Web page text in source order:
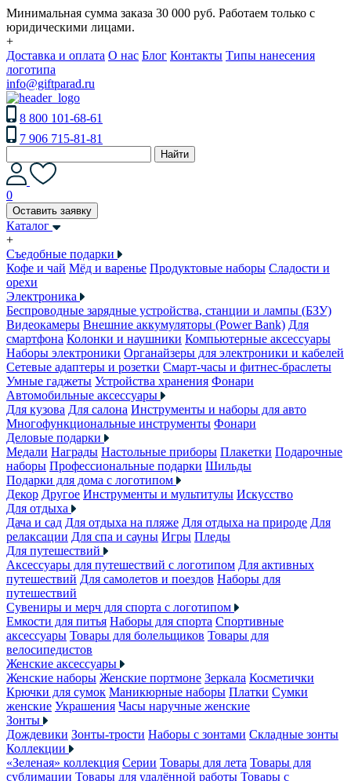
Минимальная сумма заказа 30 000 руб. Работаем только с
юридическими лицами.
+
Доставка и оплата О нас Блог Контакты Типы нанесения
логотипа
info@giftparad.ru
8 800 101-68-61
7 906 715-81-81
Найти
0
Оставить заявку
Каталог
+
Съедобные подарки
Кофе и чай Мёд и варенье Продуктовые наборы Сладости и
орехи
Электроника
Беспроводные зарядные устройства, станции и лампы (БЗУ)
Видеокамеры Внешние аккумуляторы (Power Bank) Для
смартфона Колонки и наушники Компьютерные аксессуары
Наборы электроники Органайзеры для электроники и кабелей
Сетевые адаптеры и розетки Смарт-часы и фитнес-браслеты
Умные гаджеты Устройства хранения Фонари
Автомобильные аксессуары
Для кузова Для салона Инструменты и наборы для авто
Многофункциональные инструменты Фонари
Деловые подарки
Медали Награды Настольные приборы Плакетки Подарочные
наборы Профессиональные подарки Шильды
Подарки для дома с логотипом
Декор Другое Инструменты и мультитулы Искусство
Для отдыха
Дача и сад Для отдыха на пляже Для отдыха на природе Для
релаксации Для спа и сауны Игры Пледы
Для путешествий
Аксессуары для путешествий с логотипом Для активных
путешествий Для самолетов и поездов Наборы для
путешествий
Сувениры и мерч для спорта с логотипом
Емкости для питья Наборы для спорта Спортивные
аксессуары Товары для болельщиков Товары для
велосипедистов
Женские аксессуары
Женские наборы Женские портмоне Зеркала Косметички
Крючки для сумок Маникюрные наборы Платки Сумки
женские Украшения Часы наручные женские
Зонты
Дождевики Зонты-трости Наборы с зонтами Складные зонты
Коллекции
«Зеленая» коллекция Серии Товары для лета Товары для
сублимации Товары для удалённой работы Товары с